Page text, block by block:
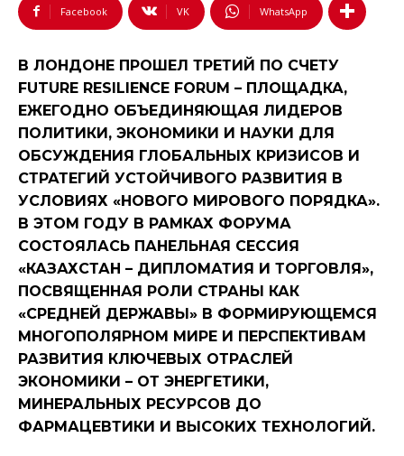
Facebook VK WhatsApp
В ЛОНДОНЕ ПРОШЕЛ ТРЕТИЙ ПО СЧЕТУ
FUTURE RESILIENCE FORUM – ПЛОЩАДКА,
ЕЖЕГОДНО ОБЪЕДИНЯЮЩАЯ ЛИДЕРОВ
ПОЛИТИКИ, ЭКОНОМИКИ И НАУКИ ДЛЯ
ОБСУЖДЕНИЯ ГЛОБАЛЬНЫХ КРИЗИСОВ И
СТРАТЕГИЙ УСТОЙЧИВОГО РАЗВИТИЯ В
УСЛОВИЯХ «НОВОГО МИРОВОГО ПОРЯДКА».
В ЭТОМ ГОДУ В РАМКАХ ФОРУМА
СОСТОЯЛАСЬ ПАНЕЛЬНАЯ СЕССИЯ
«КАЗАХСТАН – ДИПЛОМАТИЯ И ТОРГОВЛЯ»,
ПОСВЯЩЕННАЯ РОЛИ СТРАНЫ КАК
«СРЕДНЕЙ ДЕРЖАВЫ» В ФОРМИРУЮЩЕМСЯ
МНОГОПОЛЯРНОМ МИРЕ И ПЕРСПЕКТИВАМ
РАЗВИТИЯ КЛЮЧЕВЫХ ОТРАСЛЕЙ
ЭКОНОМИКИ – ОТ ЭНЕРГЕТИКИ,
МИНЕРАЛЬНЫХ РЕСУРСОВ ДО
ФАРМАЦЕВТИКИ И ВЫСОКИХ ТЕХНОЛОГИЙ.